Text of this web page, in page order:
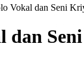
Vokal dan Seni
dan